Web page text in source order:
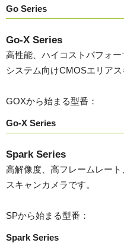
Go Series
Go-X Series
高性能、ハイコストパフォ
システム向けCMOSエリアス
GOXから始まる型番：
Go-X Series
Spark Series
高解像度、高フレームレー
スキャンカメラです。
SPから始まる型番：
Spark Series